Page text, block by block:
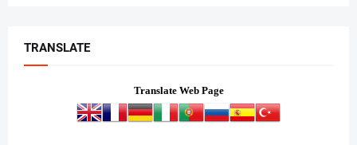
TRANSLATE
Translate Web Page